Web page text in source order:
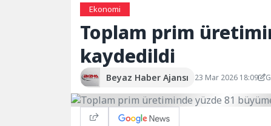
Ekonomi
Toplam prim
kaydedildi
Beyaz Haber Ajansı 23 Mar 2026 18:09